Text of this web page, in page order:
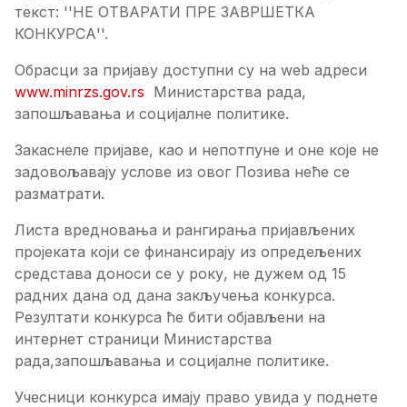
текст: ''НЕ ОТВАРАТИ ПРЕ ЗАВРШЕТКА
КОНКУРСА''.
Обрасци за пријаву доступни су на web адреси
www.minrzs.gov.rs Министарства рада,
запошљавања и социјалне политике.
Закаснеле пријаве, као и непотпуне и оне које не
задовољавају услове из овог Позива неће се
разматрати.
Листа вредновања и рангирања пријављених
пројеката који се финансирају из опредељених
средстава доноси се у року, не дужем од 15
радних дана од дана закључења конкурса.
Резултати конкурса ће бити објављени на
интернет страници Министарства
рада,запошљавања и социјалне политике.
Учесници конкурса имају право увида у поднете